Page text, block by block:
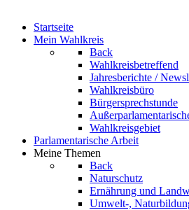
Startseite
Mein Wahlkreis
Back
Wahlkreisbetreffend
Jahresberichte /
Wahlkreisbüro
Bürgersprechstunde
Wahlkreisgebiet
Parlamentarische Arbeit
Meine Themen
Back
Naturschutz
Ernährung und
Umwelt-,